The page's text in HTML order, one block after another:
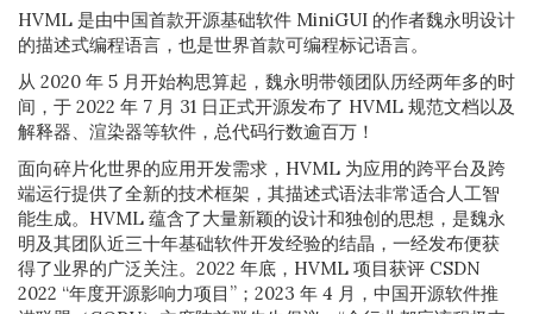
HVML 是由中国首款开源基础软件 MiniGUI 的作者魏永明设计
的描述式编程语言，也是世界首款可编程标记语言。
从 2020 年 5 月开始构思算起，魏永明带领团队历经两年多的时
间，于 2022 年 7 月 31 日正式开源发布了 HVML 规范文档以及
解释器、渲染器等软件，总代码行数逾百万！
面向碎片化世界的应用开发需求，HVML 为应用的跨平台及跨
端运行提供了全新的技术框架，其描述式语法非常适合人工智
能生成。HVML 蕴含了大量新颖的设计和独创的思想，是魏永
明及其团队近三十年基础软件开发经验的结晶，一经发布便获
得了业界的广泛关注。2022 年底，HVML 项目获评 CSDN
2022 “年度开源影响力项目”；2023 年 4 月，中国开源软件推